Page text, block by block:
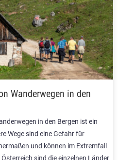
Wanderwegen in den
in den Bergen ist ein
Wege sind eine Gefahr für
und können im Extremfall
sind die einzelnen Länder